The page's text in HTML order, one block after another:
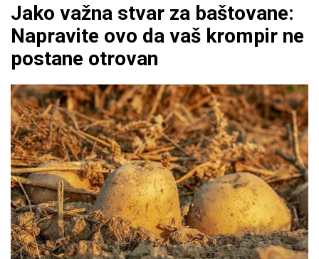
Jako važna stvar za baštovane:
Napravite ovo da vaš krompir ne
postane otrovan